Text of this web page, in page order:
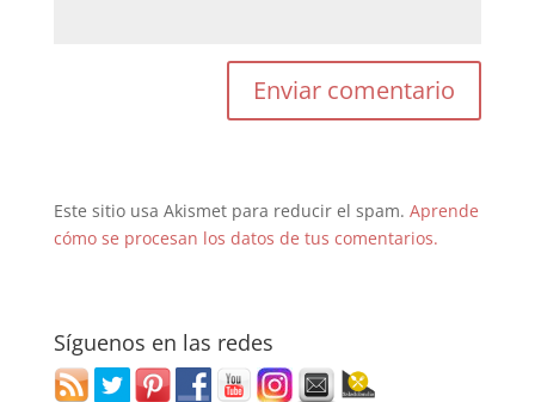
Este sitio usa Akismet para reducir el spam. Aprende
cómo se procesan los datos de tus comentarios.
Síguenos en las redes